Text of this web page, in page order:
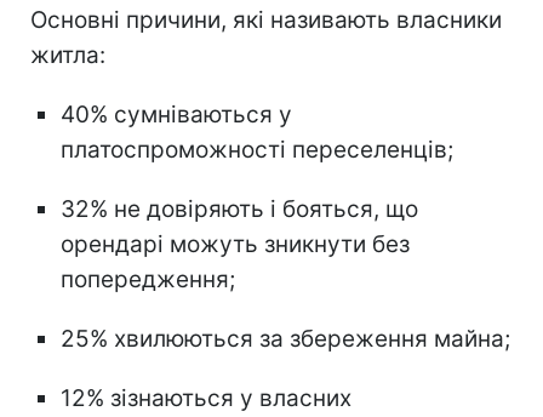
Основні причини, які називають власники
житла:
40% сумніваються у
платоспроможності переселенців;
32% не довіряють і бояться, що
орендарі можуть зникнути без
попередження;
25% хвилюються за збереження майна;
12% зізнаються у власних